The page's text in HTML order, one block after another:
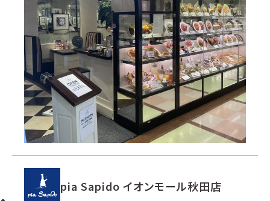
pia Sapido イオンモール秋田店